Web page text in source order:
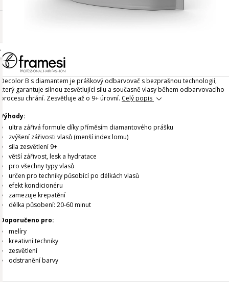
Decolor B s diamantem je práškový odbarvovač s bezprašnou technologií,
který garantuje silnou zesvětlující sílu a současně vlasy během odbarvovacího
procesu chrání. Zesvětluje až o 9+ úrovní. Celý popis
Výhody:
ultra zářivá formule díky příměsím diamantového prášku
zvýšení zářivosti vlasů (menší index lomu)
síla zesvětlení 9+
větší zářivost, lesk a hydratace
pro všechny typy vlasů
určen pro techniky působící po délkách vlasů
efekt kondicionéru
zamezuje krepatění
délka působení: 20-60 minut
Doporučeno pro:
melíry
kreativní techniky
zesvětlení
odstranění barvy